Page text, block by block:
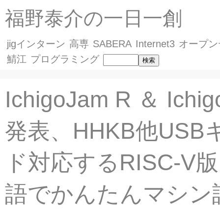
福野泰介の一日一創
jigインターン 高専 SABERA Internet3 オープ
鯖江 プログラミング
IchigoJam R ＆
発表、HHKB他USB
ド対応するRISC-V
語でかんたんマシン